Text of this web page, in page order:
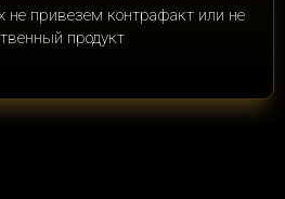
не привезем контрафакт или не
продукт